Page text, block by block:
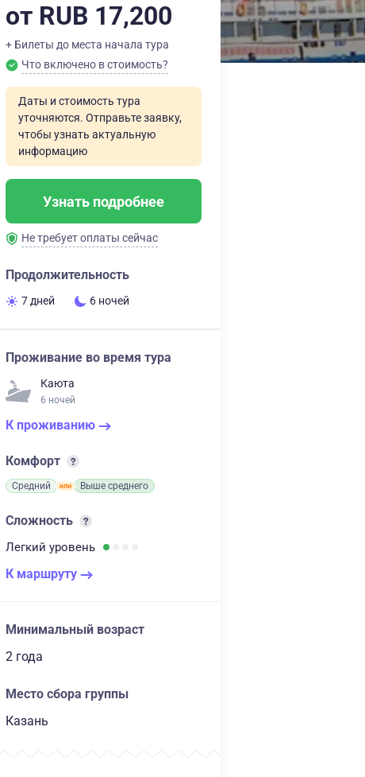
от RUB 17,200
+ Билеты до места начала тура
Что включено в стоимость?
Даты и стоимость тура
уточняются. Отправьте заявку,
чтобы узнать актуальную
информацию
Узнать подробнее
Не требует оплаты сейчас
Продолжительность
7 дней 6 ночей
Проживание во время тура
Каюта
6 ночей
К проживанию
Комфорт
Средний Выше среднего
Сложность
Легкий уровень
К маршруту
Минимальный возраст
2 года
Место сбора группы
Казань